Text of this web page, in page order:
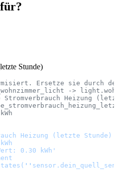
Stunde)
Ersetze sie durch
->
Stromverbrauch Heizung
Heizung (letzte Stunde)
kWh
0.30 kWh'
''